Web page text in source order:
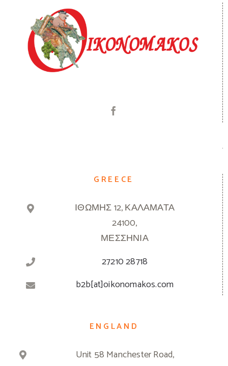
GREECE
ΙΘΩΜΗΣ 12, ΚΑΛΑΜΑΤΑ
24100,
ΜΕΣΣΗΝΙΑ
27210 28718
b2b[at]oikonomakos.com
ENGLAND
Unit 58 Manchester Road,